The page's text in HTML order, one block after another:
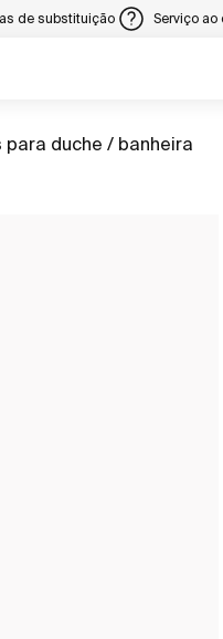
de substituição Serviço ao
para duche / banheira